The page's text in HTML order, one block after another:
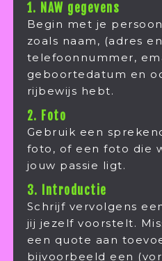
1. NAW gegevens
Begin met je
zoals naam, (adres
telefoonnummer,
geboortedatum en
rijbewijs hebt.
2. Foto
Gebruik een
foto, of een foto die
jouw passie ligt.
3. Introductie
Schrijf vervolgens
jij jezelf voorstelt.
een quote aan
bijvoorbeeld een